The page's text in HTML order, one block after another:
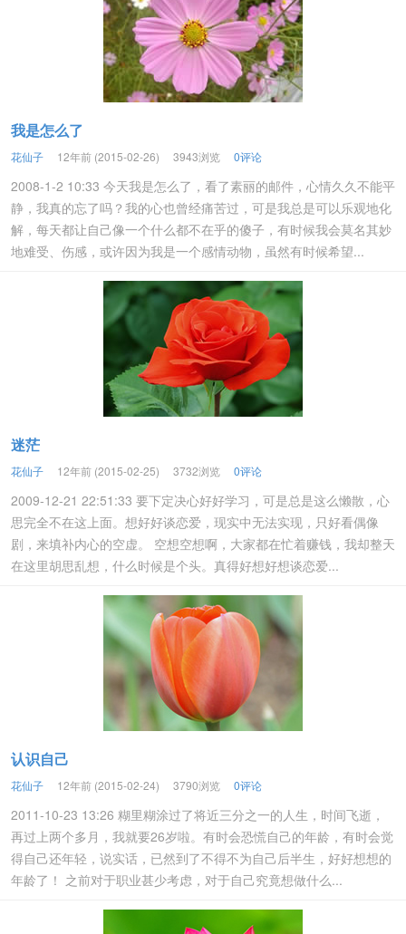
我是怎么了
花仙子 12年前 (2015-02-26) 3943浏览 0评论
2008-1-2 10:33 今天我是怎么了，看了素丽的邮件，心情久久不能平
静，我真的忘了吗？我的心也曾经痛苦过，可是我总是可以乐观地化
解，每天都让自己像一个什么都不在乎的傻子，有时候我会莫名其妙
地难受、伤感，或许因为我是一个感情动物，虽然有时候希望...
迷茫
花仙子 12年前 (2015-02-25) 3732浏览 0评论
2009-12-21 22:51:33 要下定决心好好学习，可是总是这么懒散，心
思完全不在这上面。想好好谈恋爱，现实中无法实现，只好看偶像
剧，来填补内心的空虚。 空想空想啊，大家都在忙着赚钱，我却整天
在这里胡思乱想，什么时候是个头。真得好想好想谈恋爱...
认识自己
花仙子 12年前 (2015-02-24) 3790浏览 0评论
2011-10-23 13:26 糊里糊涂过了将近三分之一的人生，时间飞逝，
再过上两个多月，我就要26岁啦。有时会恐慌自己的年龄，有时会觉
得自己还年轻，说实话，已然到了不得不为自己后半生，好好想想的
年龄了！ 之前对于职业甚少考虑，对于自己究竟想做什么...